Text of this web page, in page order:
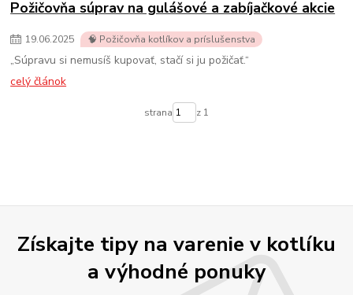
Požičovňa súprav na gulášové a zabíjačkové akcie
19.06.2025 🧠 Požičovňa kotlíkov a príslušenstva
„Súpravu si nemusíš kupovať, stačí si ju požičať.“
celý článok
strana z 1
Získajte tipy na varenie v kotlíku
a výhodné ponuky